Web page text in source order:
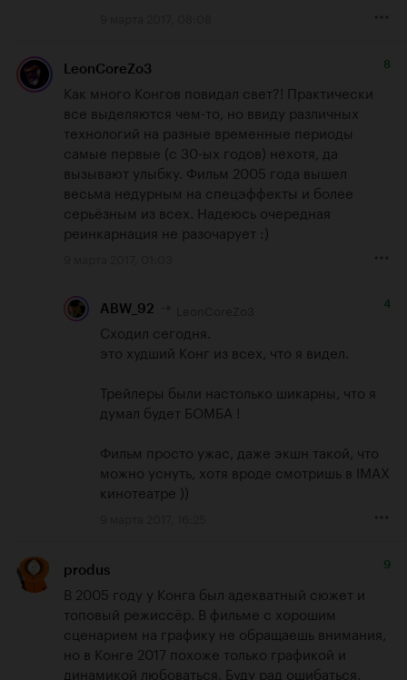
LeonCoreZo3 8
Как много Конгов повидал свет?! Практически
все выделяются чем-то, но ввиду различных
технологий на разные временные периоды
самые первые (с 30-ых годов) нехотя, да
вызывают улыбку. Фильм 2005 года вышел
весьма недурным на спецэффекты и более
серьёзным из всех. Надеюсь очередная
реинкарнация не разочарует :)
ABW_92 4
Сходил сегодня.
это худший Конг из всех, что я видел.
Трейлеры были настолько шикарны, что я
думал будет БОМБА !
Фильм просто ужас, даже экшн такой, что
можно уснуть, хотя вроде смотришь в IMAX
кинотеатре ))
produs 9
В 2005 году у Конга был адекватный сюжет и
топовый режиссёр. В фильме с хорошим
сценарием на графику не обращаешь внимания,
но в Конге 2017 похоже только графикой и
динамикой любоваться. Буду рад ошибаться.